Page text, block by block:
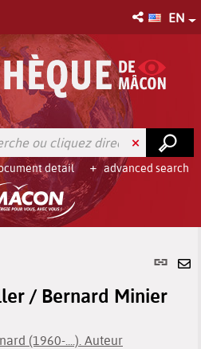
EN
advanced search
detail
link
/ Bernard Minier
(1960-....). Auteur